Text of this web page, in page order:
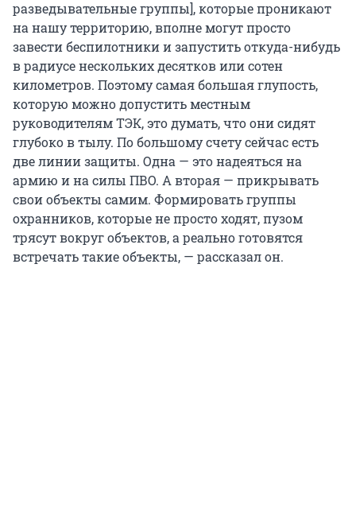
разведывательные группы], которые проникают
на нашу территорию, вполне могут просто
завести беспилотники и запустить откуда-нибудь
в радиусе нескольких десятков или сотен
километров. Поэтому самая большая глупость,
которую можно допустить местным
руководителям ТЭК, это думать, что они сидят
глубоко в тылу. По большому счету сейчас есть
две линии защиты. Одна — это надеяться на
армию и на силы ПВО. А вторая — прикрывать
свои объекты самим. Формировать группы
охранников, которые не просто ходят, пузом
трясут вокруг объектов, а реально готовятся
встречать такие объекты, — рассказал он.